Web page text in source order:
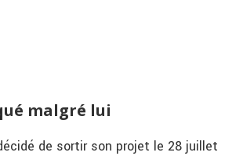
malgré lui
de sortir son projet le 28 juillet